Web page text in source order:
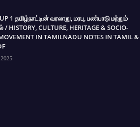
1 தமிழ்நாட்டின் வரலாறு, மரபு, பண்பாடு மற்றும்
/ HISTORY, CULTURE, HERITAGE & SOCIO-
IN TAMILNADU NOTES IN TAMIL &